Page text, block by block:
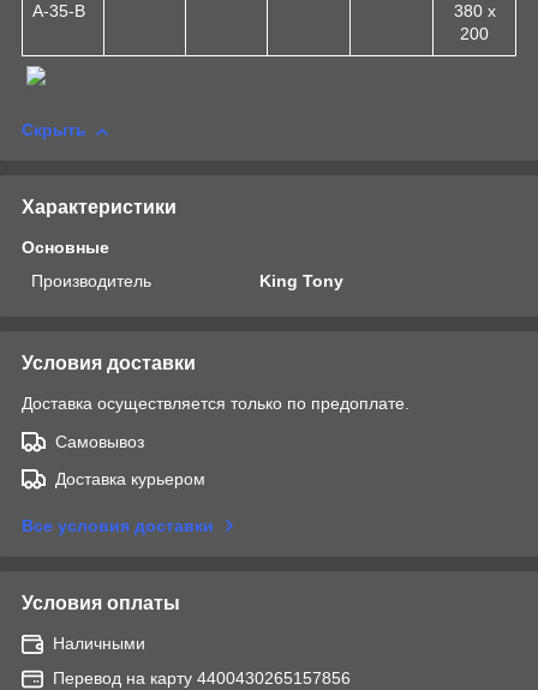
A-35-B
380 x
200
Скрыть
Характеристики
Основные
Производитель
King Tony
Условия доставки
Доставка осуществляется только по предоплате.
Самовывоз
Доставка курьером
Все условия доставки
Условия оплаты
Наличными
Перевод на карту 4400430265157856